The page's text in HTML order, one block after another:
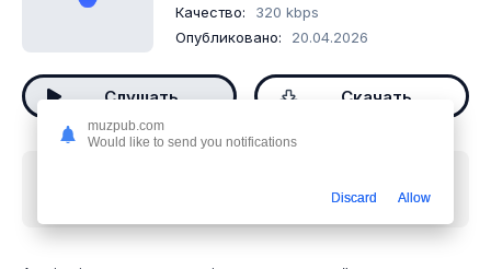
Качество:
320 kbps
Опубликовано:
20.04.2026
Слушать Скачать
muzpub.com
Would like to send you notifications
Discard Allow